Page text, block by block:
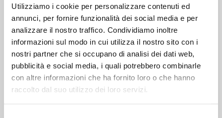
Utilizziamo i cookie per personalizzare contenuti ed
annunci, per fornire funzionalità dei social media e per
analizzare il nostro traffico. Condividiamo inoltre
informazioni sul modo in cui utilizza il nostro sito con i
nostri partner che si occupano di analisi dei dati web,
pubblicità e social media, i quali potrebbero combinarle
con altre informazioni che ha fornito loro o che hanno
raccolto dal suo utilizzo dei loro servizi.